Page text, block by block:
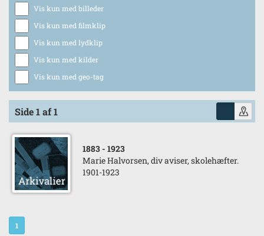
Vis kun med billeder
Vis kun med filmklip
Vis kun med lydklip
Vis kun med kilder
Vis kun med geo-tag
Side 1 af 1
1883 - 1923
Marie Halvorsen, div aviser, skolehæfter.
1901-1923
1